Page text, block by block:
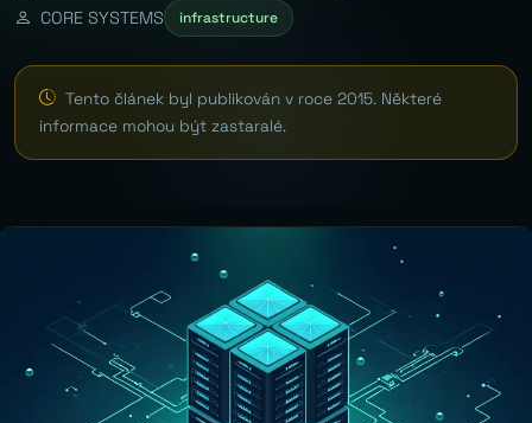
CORE SYSTEMS
infrastructure
Tento článek byl publikován v roce 2015. Některé
informace mohou být zastaralé.